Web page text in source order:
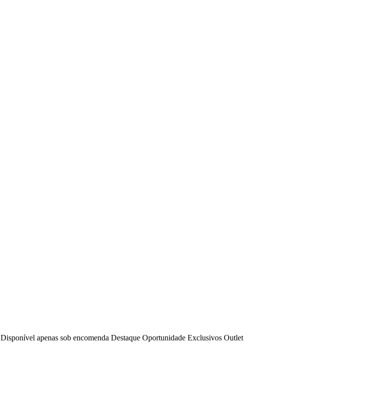
Disponível apenas sob encomenda Destaque Oportunidade Exclusivos Outlet